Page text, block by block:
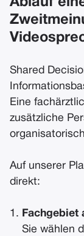
Ablauf
Shared
Eine
zusätzliche
Auf unserer
direkt:
Fachgebiet
Sie wählen